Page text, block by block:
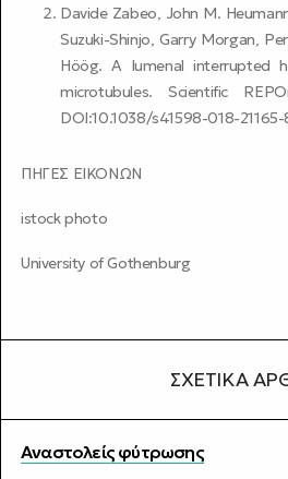
Davide Zabeo, John M.
Suzuki-Shinjo, Garry Morgan,
Höög. A lumenal interrupted
microtubules. Scientific
DOI:10.1038/s41598-018-21165-
ΠΗΓΕΣ ΕΙΚΟΝΩΝ
istock photo
University of Gothenburg
ΣΧΕΤΙΚΆ
Αναστολείς φύτρωσης